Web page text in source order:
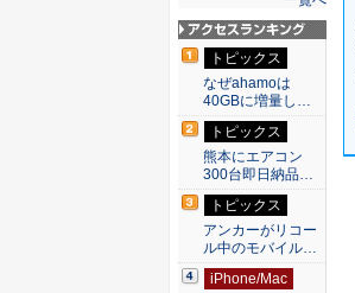
アクセスランキン
グ
トピックス
なぜahamoは
40GBに増量し…
トピックス
熊本にエアコン
300台即日納品…
トピックス
アンカーがリコー
ル中のモバイル…
iPhone/Mac